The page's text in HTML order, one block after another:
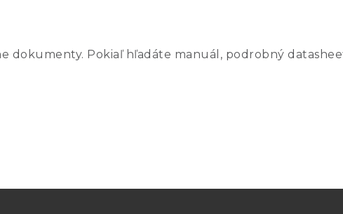
dokumenty. Pokiaľ hľadáte manuál, podrobný